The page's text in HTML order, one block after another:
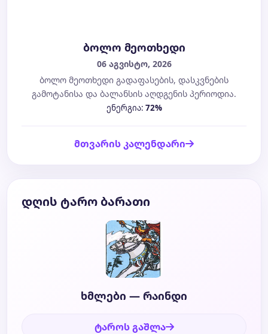
ბოლო მეოთხედი
06 აგვისტო, 2026
ბოლო მეოთხედი გადაფასების, დასკვნების
გამოტანისა და ბალანსის აღდგენის პერიოდია.
ენერგია: 72%
მთვარის კალენდარი
დღის ტარო ბარათი
ხმლები — რაინდი
ტაროს გაშლა